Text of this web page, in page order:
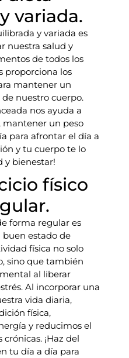
variada.
y variada es
nuestra salud y
de todos los
proporciona los
mantener un
nuestro cuerpo.
nos ayuda a
mantener un peso
para afrontar el día a
y tu cuerpo te lo
y bienestar!
físico
forma regular es
estado de
física no solo
sino que también
al liberar
Al incorporar una
vida diaria,
física,
y reducimos el
¡Haz del
tu día a día para